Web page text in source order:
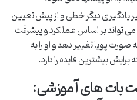
یادگیری دیگر خطی و از پیش تعیین
بر اساس عملکرد و پیشرفت
صورت پویا تغییر دهد و او را به
بیشترین فایده را دارد.
بات های آموزشی: